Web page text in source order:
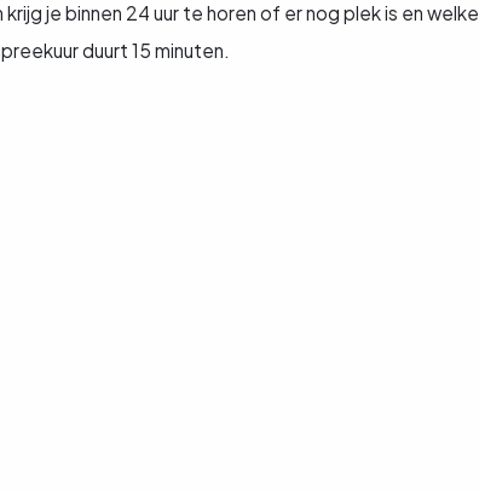
je binnen 24 uur te horen of er nog plek is en welke
duurt 15 minuten.